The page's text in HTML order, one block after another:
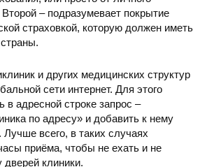
– подразумевает покрытие
страховкой, которую должен иметь
и других медицинских структур
сети интернет. Для этого
в адресной строке запрос –
по адресу» и добавить к нему
Лучше всего, в таких случаях
приёма, чтобы не ехать и не
дверей клиники.